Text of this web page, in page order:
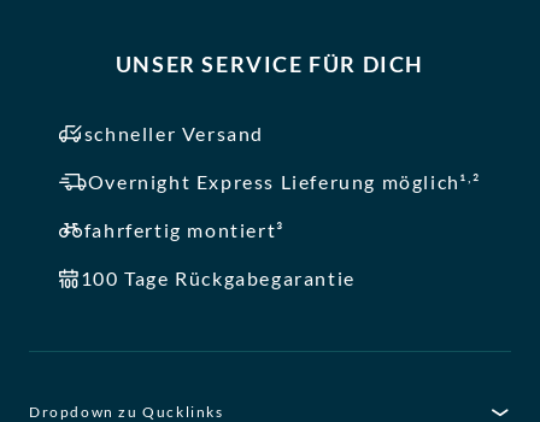
UNSER SERVICE FÜR DICH
schneller Versand
Overnight Express Lieferung möglich¹ ,²
fahrfertig montiert³
100 Tage Rückgabegarantie
Dropdown zu Qucklinks